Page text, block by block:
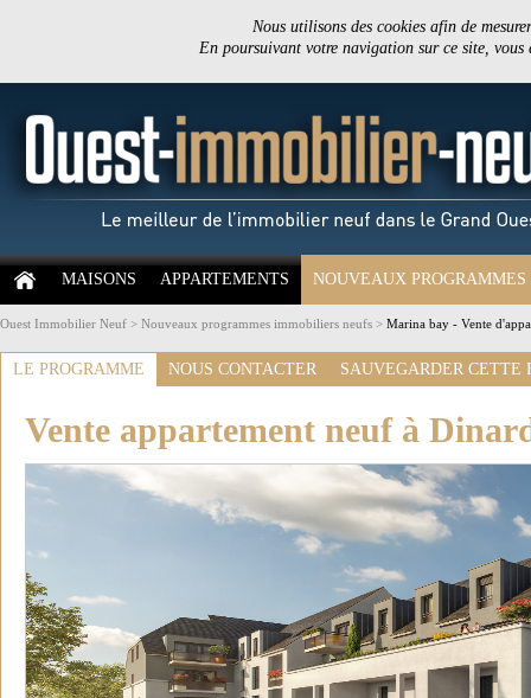
Nous utilisons des cookies afin de
En poursuivant votre navigation sur ce site,
MAISONS APPARTEMENTS NOUVEAUX PROGRAMMES
Ouest Immobilier Neuf > Nouveaux programmes immobiliers neufs > Marina bay - Vente
LE PROGRAMME NOUS CONTACTER SAUVEGARDER CETTE
Vente appartement neuf à